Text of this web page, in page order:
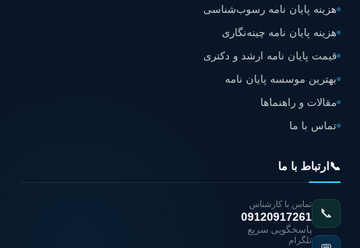
هزینه پایان نامه رسوب‌شناسی
هزینه پایان نامه چینه‌نگاری
قیمت پایان نامه ارشد و دکتری
بهترین موسسه پایان نامه
مقالات و راهنماها
تماس با ما
📞 ارتباط با ما
📞
تماس با کارشناس
09120917261
پاسخگویی سریع
تلگرام